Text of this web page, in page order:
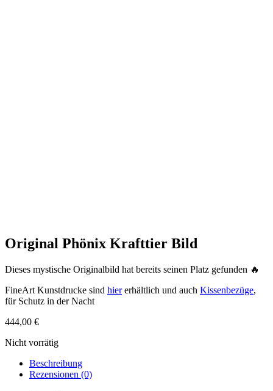
Original Phönix Krafttier Bild
Dieses mystische Originalbild hat bereits seinen Platz gefunden 🔥
FineArt Kunstdrucke sind hiererhältlich und auch Kissenbezüge,
für Schutz in der Nacht
444,00 €
Nicht vorrätig
Beschreibung
Rezensionen (0)